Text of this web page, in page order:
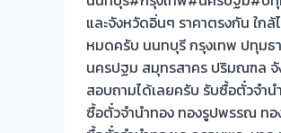
และจังหวัดอิ่นๆ ราคาตรงกัน ใกล้
หมดครับ นนทบุรี กรุงเทพ ปทุมธ
นครปฐม สมุทรสาคร ปริมณฑล
สอบถามได้เลยครับ รับซื้อตั๋วจำน
ซื้อตั๋วจำนำทอง ทองรูปพรรณ ทอ